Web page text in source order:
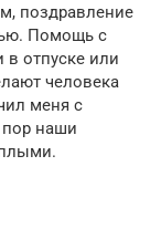
поздравление
Помощь с
отпуске или
человека
меня с
пор наши